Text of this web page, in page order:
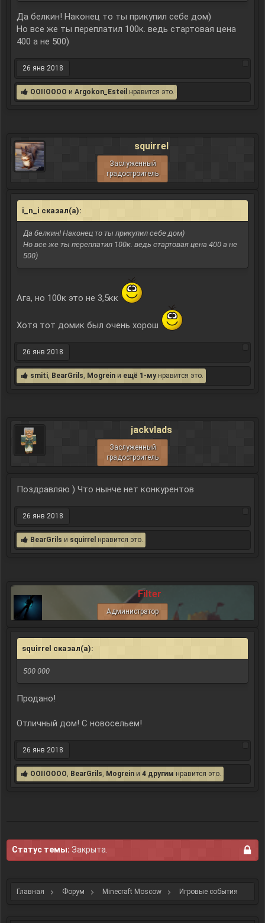
Да белкин! Наконец то ты прикупил себе дом)
Но все же ты переплатил 100к. ведь стартовая цена
400 а не 500)
26 янв 2018
OOIIOOOO и Argokon_Esteil нравится это.
squirrel
Заслуженный
градостроитель
i_n_i сказал(а):
Да белкин! Наконец то ты прикупил себе дом)
Но все же ты переплатил 100к. ведь стартовая цена 400 а не
500)
Ага, но 100к это не 3,5кк
Хотя тот домик был очень хорош
26 янв 2018
smiti, BearGrils, Mogrein и ещё 1-мунравится это.
jackvlads
Заслуженный
градостроитель
Поздравляю ) Что нынче нет конкурентов
26 янв 2018
BearGrils и squirrel нравится это.
Filter
Администратор
squirrel сказал(а):
500 000
Продано!
Отличный дом! С новосельем!
26 янв 2018
OOIIOOOO, BearGrils, Mogrein и 4 другим нравится это.
Статус темы: Закрыта.
Главная Форум Minecraft Moscow Игровые события